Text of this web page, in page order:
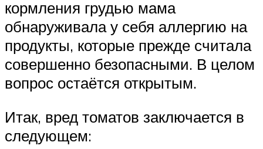
кормления грудью мама
обнаруживала у себя аллергию на
продукты, которые прежде считала
совершенно безопасными. В целом
вопрос остаётся открытым.
Итак, вред томатов заключается в
следующем: